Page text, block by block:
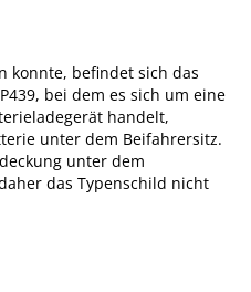
konnte, befindet sich das
bei dem es sich um eine
handelt,
unter dem Beifahrersitz.
unter dem
das Typenschild nicht